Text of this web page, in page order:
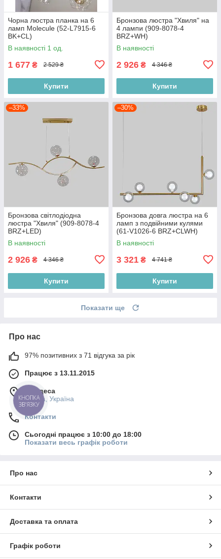
Чорна люстра планка на 6
ламп Molecule (52-L7915-6
BK+CL)
В наявності 1 од.
1 677 ₴ 2 529 ₴
Купити
Бронзова люстра "Хвиля" на
4 лампи (909-8078-4
BRZ+WH)
В наявності
2 926 ₴ 4 346 ₴
Купити
–33%
Бронзова світлодіодна
люстра "Хвиля" (909-8078-4
BRZ+LED)
В наявності
2 926 ₴ 4 346 ₴
Купити
–30%
Бронзова довга люстра на 6
ламп з подвійними кулями
(61-V1026-6 BRZ+CLWH)
В наявності
3 321 ₴ 4 741 ₴
Купити
Показати ще
Про нас
97% позитивних з 71 відгука за рік
Працює з 13.11.2015
м. Одеса
Одеса, Україна
Контакти
Сьогодні працює з 10:00 до 18:00
Показати весь графік роботи
Про нас
Контакти
Доставка та оплата
Графік роботи
КНОПКА
ЗВ'ЯЗКУ